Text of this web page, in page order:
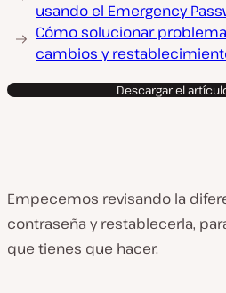
usando el Emergency
Cómo solucionar
cambios y
Descargar el
Empecemos revisando la
contraseña y restablecerla,
que tienes que hacer.